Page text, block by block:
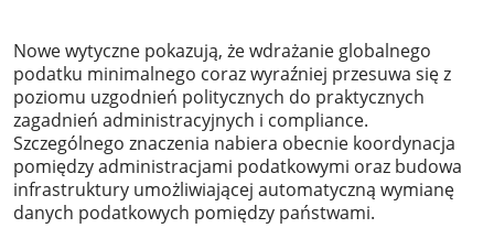
Nowe wytyczne pokazują, że wdrażanie globalnego
podatku minimalnego coraz wyraźniej przesuwa się z
poziomu uzgodnień politycznych do praktycznych
zagadnień administracyjnych i compliance.
Szczególnego znaczenia nabiera obecnie koordynacja
pomiędzy administracjami podatkowymi oraz budowa
infrastruktury umożliwiającej automatyczną wymianę
danych podatkowych pomiędzy państwami.